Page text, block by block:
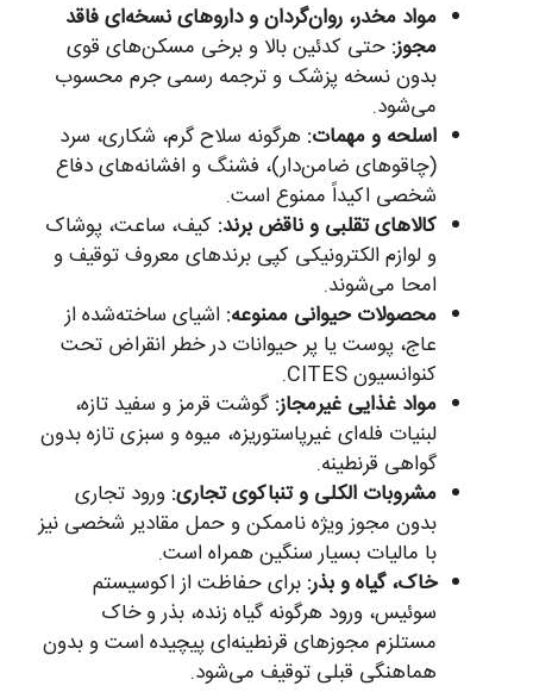
مواد مخدر، روان‌گردان و داروهای نسخه‌ای فاقد
مجوز: حتی کدئین بالا و برخی مسکن‌های قوی
بدون نسخه پزشک و ترجمه رسمی جرم محسوب
می‌شود.
اسلحه و مهمات: هرگونه سلاح گرم، شکاری، سرد
(چاقوهای ضامن‌دار)، فشنگ و افشانه‌های دفاع
شخصی اکیداً ممنوع است.
کالاهای تقلبی و ناقض برند: کیف، ساعت، پوشاک
و لوازم الکترونیکی کپی برندهای معروف توقیف و
امحا می‌شوند.
محصولات حیوانی ممنوعه: اشیای ساخته‌شده از
عاج، پوست یا پر حیوانات در خطر انقراض تحت
کنوانسیون CITES.
مواد غذایی غیرمجاز: گوشت قرمز و سفید تازه،
لبنیات فله‌ای غیرپاستوریزه، میوه و سبزی تازه بدون
گواهی قرنطینه.
مشروبات الکلی و تنباکوی تجاری: ورود تجاری
بدون مجوز ویژه ناممکن و حمل مقادیر شخصی نیز
با مالیات بسیار سنگین همراه است.
خاک، گیاه و بذر: برای حفاظت از اکوسیستم
سوئیس، ورود هرگونه گیاه زنده، بذر و خاک
مستلزم مجوزهای قرنطینه‌ای پیچیده است و بدون
هماهنگی قبلی توقیف می‌شود.